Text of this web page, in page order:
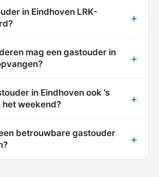
in Eindhoven LRK-
mag een gastouder in
in Eindhoven ook ’s
het weekend?
betrouwbare gastouder